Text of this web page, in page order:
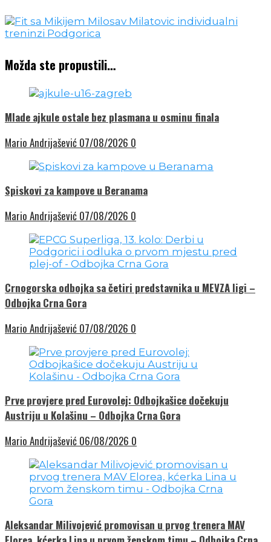
Možda ste propustili…
Mlade ajkule ostale bez plasmana u osminu finala
Mario Andrijašević 07/08/2026 0
Spiskovi za kampove u Beranama
Mario Andrijašević 07/08/2026 0
Crnogorska odbojka sa četiri predstavnika u MEVZA ligi –
Odbojka Crna Gora
Mario Andrijašević 07/08/2026 0
Prve provjere pred Eurovolej: Odbojkašice dočekuju
Austriju u Kolašinu – Odbojka Crna Gora
Mario Andrijašević 06/08/2026 0
Aleksandar Milivojević promovisan u prvog trenera MAV